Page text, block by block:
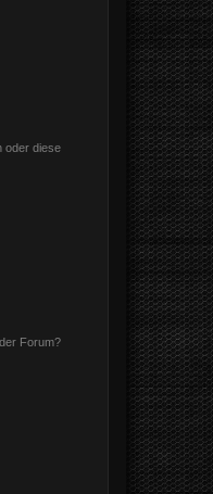
oder diese
Forum?